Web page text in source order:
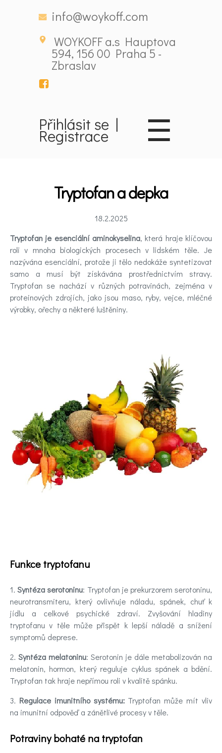
info@woykoff.com
WOYKOFF a.s Hauptova
594, 156 00 Praha 5 -
Zbraslav
Přihlásit se |
Registrace
Domů
ovlivňující
nálady
Novinky
Poradna
a
chat
účinnou
pomoc
Videa
Kontakt
Registrace
☰
Tryptofan a depka
18.2.2025
Tryptofan je esenciální aminokyselina, která hraje klíčovou
roli v mnoha biologických procesech v lidském těle. Je
nazývána esenciální, protože ji tělo nedokáže syntetizovat
samo a musí být získávána prostřednictvím stravy.
Tryptofan se nachází v různých potravinách, zejména v
proteinových zdrojích, jako jsou maso, ryby, vejce, mléčné
výrobky, ořechy a některé luštěniny.
Funkce tryptofanu
1.Syntéza serotoninu: Tryptofan je prekurzorem serotoninu,
neurotransmiteru, který ovlivňuje náladu, spánek, chuť k
jídlu a celkové psychické zdraví. Zvyšování hladiny
tryptofanu v těle může přispět k lepší náladě a snížení
symptomů deprese.
2. Syntéza melatoninu: Serotonin je dále metabolizován na
melatonin, hormon, který reguluje cyklus spánek a bdění.
Tryptofan tak hraje nepřímou roli v kvalitě spánku.
3. Regulace imunitního systému:Tryptofan může mít vliv
na imunitní odpověď a zánětlivé procesy v těle.
Potraviny bohaté na tryptofan